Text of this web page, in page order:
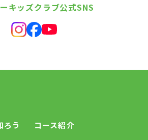
キッズクラブ公式SNS
ろう
コース紹介